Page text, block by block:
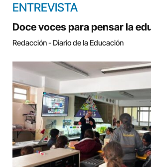
ENTREVISTA
Doce voces para pensar la
Redacción - Diario de la Educación